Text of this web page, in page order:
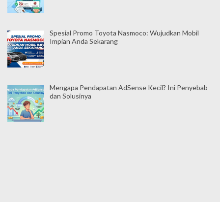
Spesial Promo Toyota Nasmoco: Wujudkan Mobil
Impian Anda Sekarang
Mengapa Pendapatan AdSense Kecil? Ini Penyebab
dan Solusinya